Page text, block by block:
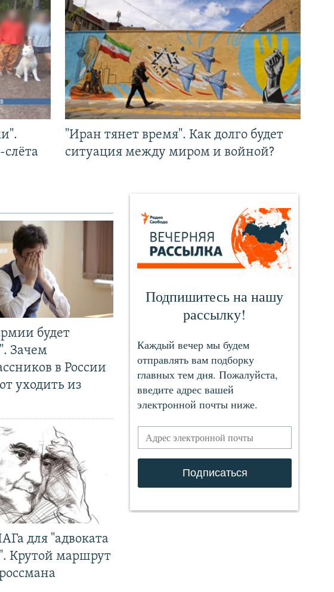
"Иран тянет время". Как долго будет
ситуация между миром и войной?
будет
Зачем
в России
уходить из
для "адвоката
Крутой маршрут